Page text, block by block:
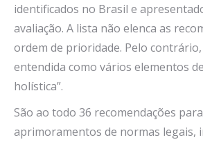
identificados no Brasil e
avaliação. A lista não elenca as
ordem de prioridade. Pelo
entendida como vários elementos
holística”.
São ao todo 36 recomendações
aprimoramentos de normas legais,